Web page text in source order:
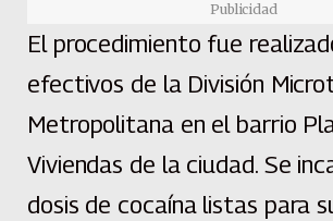
Publicidad
El procedimiento fue
efectivos de la División
Metropolitana en el barrio
Viviendas de la ciudad. Se
dosis de cocaína listas para